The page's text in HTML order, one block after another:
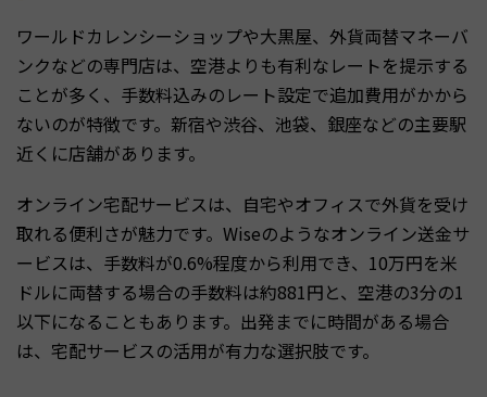
ワールドカレンシーショップや大黒屋、外貨両替マネーバ
ンクなどの専門店は、空港よりも有利なレートを提示する
ことが多く、手数料込みのレート設定で追加費用がかから
ないのが特徴です。新宿や渋谷、池袋、銀座などの主要駅
近くに店舗があります。
オンライン宅配サービスは、自宅やオフィスで外貨を受け
取れる便利さが魅力です。Wiseのようなオンライン送金サ
ービスは、手数料が0.6%程度から利用でき、10万円を米
ドルに両替する場合の手数料は約881円と、空港の3分の1
以下になることもあります。出発までに時間がある場合
は、宅配サービスの活用が有力な選択肢です。